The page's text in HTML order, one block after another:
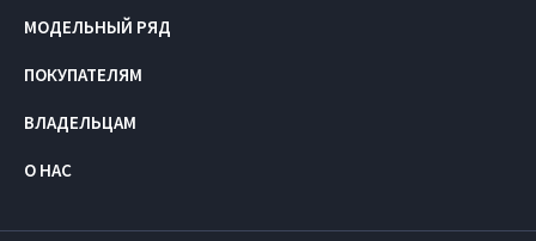
МОДЕЛЬНЫЙ РЯД
ПОКУПАТЕЛЯМ
ВЛАДЕЛЬЦАМ
О НАС